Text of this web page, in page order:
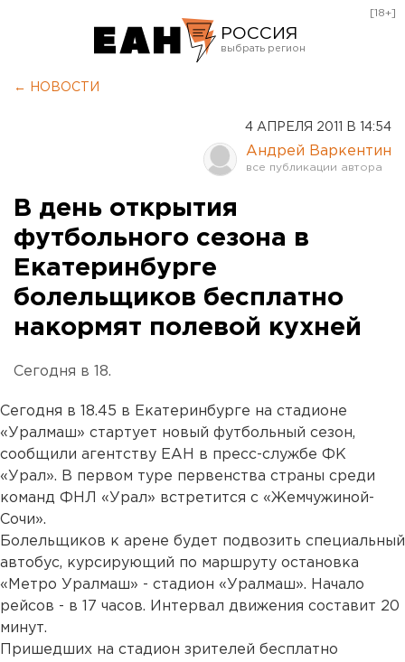
РОССИЯ
Оренбург
[18+]
← НОВОСТИ
4 АПРЕЛЯ 2011 В 14:54
Андрей Варкентин
В день открытия
футбольного сезона в
Екатеринбурге
болельщиков бесплатно
накормят полевой кухней
Сегодня в 18.
Сегодня в 18.45 в Екатеринбурге на стадионе
«Уралмаш» стартует новый футбольный сезон,
сообщили агентству ЕАН в пресс-службе ФК
«Урал». В первом туре первенства страны среди
команд ФНЛ «Урал» встретится с «Жемчужиной-
Сочи».
Болельщиков к арене будет подвозить специальный
автобус, курсирующий по маршруту остановка
«Метро Уралмаш» - стадион «Уралмаш». Начало
рейсов - в 17 часов. Интервал движения составит 20
минут.
Пришедших на стадион зрителей бесплатно